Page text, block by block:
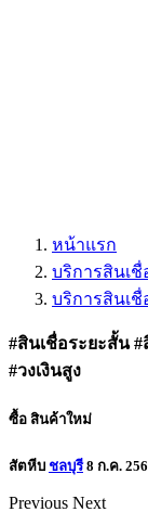
หน้าแรก
บริการสินเชื่
บริการสินเชื่
#สินเชื่อระยะสั้น #
#วงเงินสูง
ซื้อ สินค้าใหม่
สัตหีบ ชลบุรี 8 ก.ค.
Previous Next